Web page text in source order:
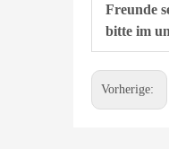
Freunde
bitte im
Vorherige: